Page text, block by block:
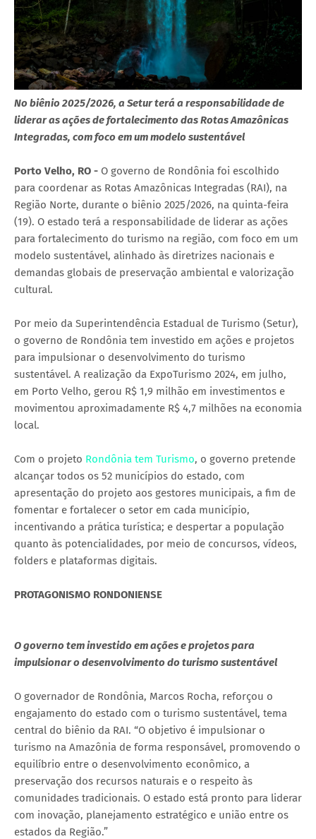
No biênio 2025/2026, a Setur terá a responsabilidade de
liderar as ações de fortalecimento das Rotas Amazônicas
Integradas, com foco em um modelo sustentável
Porto Velho, RO - O governo de Rondônia foi escolhido
para coordenar as Rotas Amazônicas Integradas (RAI), na
Região Norte, durante o biênio 2025/2026, na quinta-feira
(19). O estado terá a responsabilidade de liderar as ações
para fortalecimento do turismo na região, com foco em um
modelo sustentável, alinhado às diretrizes nacionais e
demandas globais de preservação ambiental e valorização
cultural.
Por meio da Superintendência Estadual de Turismo (Setur),
o governo de Rondônia tem investido em ações e projetos
para impulsionar o desenvolvimento do turismo
sustentável. A realização da ExpoTurismo 2024, em julho,
em Porto Velho, gerou R$ 1,9 milhão em investimentos e
movimentou aproximadamente R$ 4,7 milhões na economia
local.
Com o projeto Rondônia tem Turismo, o governo pretende
alcançar todos os 52 municípios do estado, com
apresentação do projeto aos gestores municipais, a fim de
fomentar e fortalecer o setor em cada município,
incentivando a prática turística; e despertar a população
quanto às potencialidades, por meio de concursos, vídeos,
folders e plataformas digitais.
PROTAGONISMO RONDONIENSE
O governo tem investido em ações e projetos para
impulsionar o desenvolvimento do turismo sustentável
O governador de Rondônia, Marcos Rocha, reforçou o
engajamento do estado com o turismo sustentável, tema
central do biênio da RAI. “O objetivo é impulsionar o
turismo na Amazônia de forma responsável, promovendo o
equilíbrio entre o desenvolvimento econômico, a
preservação dos recursos naturais e o respeito às
comunidades tradicionais. O estado está pronto para liderar
com inovação, planejamento estratégico e união entre os
estados da Região.”